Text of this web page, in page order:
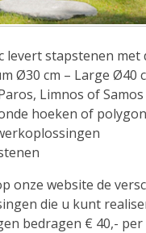
levert stapstenen
Ø30 cm – Large Ø40
Limnos of Samos
hoeken of
onze website de
die u kunt
bedragen € 40,-